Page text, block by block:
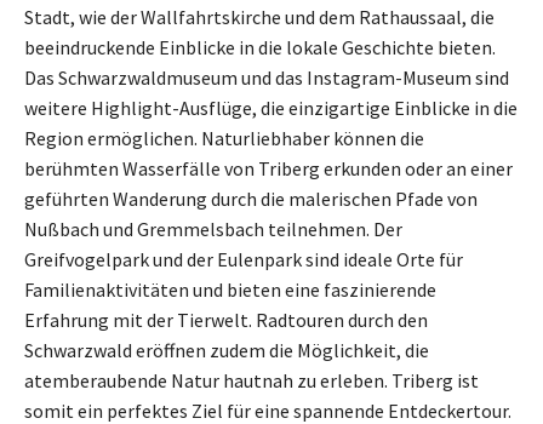
Stadt, wie der Wallfahrtskirche und dem Rathaussaal, die
beeindruckende Einblicke in die lokale Geschichte bieten.
Das Schwarzwaldmuseum und das Instagram-Museum sind
weitere Highlight-Ausflüge, die einzigartige Einblicke in die
Region ermöglichen. Naturliebhaber können die
berühmten Wasserfälle von Triberg erkunden oder an einer
geführten Wanderung durch die malerischen Pfade von
Nußbach und Gremmelsbach teilnehmen. Der
Greifvogelpark und der Eulenpark sind ideale Orte für
Familienaktivitäten und bieten eine faszinierende
Erfahrung mit der Tierwelt. Radtouren durch den
Schwarzwald eröffnen zudem die Möglichkeit, die
atemberaubende Natur hautnah zu erleben. Triberg ist
somit ein perfektes Ziel für eine spannende Entdeckertour.